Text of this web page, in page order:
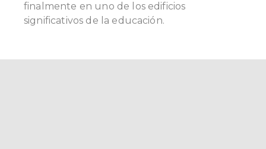
finalmente en uno de los edificios
significativos de la educación.